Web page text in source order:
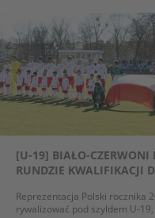
[U-19] BIAŁO-CZERWONI
RUNDZIE KWALIFIKACJI
Reprezentacja Polski rocznika
rywalizować pod szyldem U-